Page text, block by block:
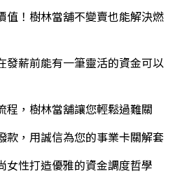
值！樹林當舖不變賣也能解決燃
發薪前能有一筆靈活的資金可以
程，樹林當舖讓您輕鬆過難關
款，用誠信為您的事業卡關解套
女性打造優雅的資金調度哲學